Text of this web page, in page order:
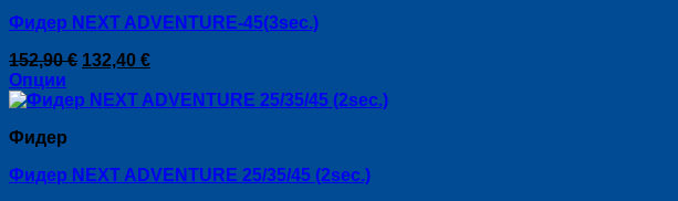
Фидер NEXT ADVENTURE-45(3sec.)
152,90€ Original
was:
132,40 €Текущата
е:
Опции
This
has
variants.
Фидер
Фидер NEXT ADVENTURE 25/35/45 (2sec.)